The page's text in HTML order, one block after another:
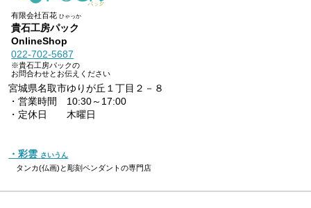
有限会社百花ひゃっか
貴石工房パック
OnlineShop
022-702-5687
※貴石工房パックの
お問合わせとお伝えください
宮城県名取市ゆりが丘１丁目２－８
・営業時間 10:30～17:00
・定休日 木曜日
・彩雲 さいうん
タンカ(仏画)と彫刻ペンダントの専門店